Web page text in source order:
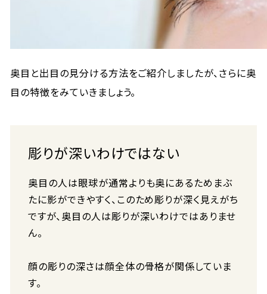
奥目と出目の見分ける方法をご紹介しましたが、さらに奥
目の特徴をみていきましょう。
彫りが深いわけではない
奥目の人は眼球が通常よりも奥にあるためまぶ
たに影ができやすく、このため彫りが深く見えがち
ですが、奥目の人は彫りが深いわけではありませ
ん。
顔の彫りの深さは顔全体の骨格が関係していま
す。